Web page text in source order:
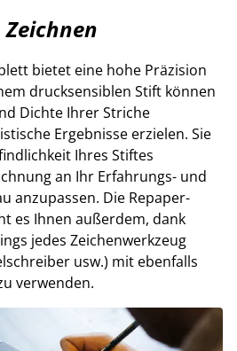
bietet eine hohe Präzision
drucksensiblen Stift können
Dichte Ihrer Striche
Ergebnisse erzielen. Sie
Ihres Stiftes
an Ihr Erfahrungs- und
anzupassen. Die Repaper-
es Ihnen außerdem, dank
jedes Zeichenwerkzeug
usw.) mit ebenfalls
verwenden.